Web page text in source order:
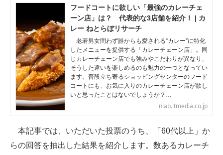
ビジネスと働き方のヒント
AI活用のいまが分かる
企業ITのトレンドを詳説
経営リーダーのコミュニティ
マーケ×ITの今がよく分かる
企業向けIT製品の総合サイト
フードコートに欲しい「最強のカレーチェ
ーン店」は？ 代表的な3店舗を紹介！ | カ
レー ねとらぼリサーチ
老若男女問わず誰からも愛される“カレー”に特化
したメニューを提供する「カレーチェーン店」。同
じカレーチェーン店でも強みやこだわりが異なり、
そうした違いを楽しめるのも魅力の一つとなってい
ます。普段立ち寄るショッピングセンターのフード
コートにも、お気に入りのカレーチェーン店が欲し
いと思ったことはないでしょうか？…
nlab.itmedia.co.jp
本記事では、いただいた投票のうち、「60代以上」か
らの回答を抽出した結果を紹介します。数あるカレーチ